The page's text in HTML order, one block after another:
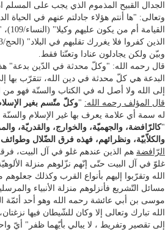
الجدال القبيح المذموم الذي يجب على المسلم
وتعالى: "ها أنتم هؤلاء جادلتم عنهم في الحياة
وبيّن ولكن يجادلون عنادا وتعنّتا فقط.
قال رحمه الله: "وكلّ محدثة في الدّين بدعة"
البدعة هي كلّ محدثة في دين الله، تتقرّب بها
إلى الله ولا أصل له في الكتاب والسنّة فهو من
قال المؤلف رحمه الله: "وكلّ متّسم بغير
له سمة أي علامة يعرف بها غير الإسلام والسنّة
"كالرّافضة، والجهميّة، والخوارج، والقدريّة،
والكلاّبيّة، ونظرائهم، فهذه فرق الضّلال وطوائف
الرّافضة هم الذين عندهم غلو في آل البيت،
غلوّ في آل البيت حتّى إنّهم نزّلوهم منزلة
الله وتقرّبوا إليهم بأنواع القرب وكذلك
مسائل التّشريع فأنزلوهم منزلة الأنبياء
موسى بن أبي عائشة رحمه الله وهو أحد أئمّة
الله تبارك وتعالى إلا وكان للشّيطان فيها
إلى تقصير وتفريط ، لا يبالي بأيّهما ظفر" أيّ